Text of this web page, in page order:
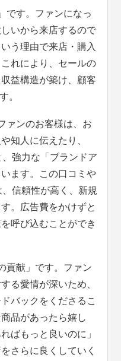
です。ファンになっ
いから来店するので
う理由で来店・購入
れにより、セールの
益構造が築け、顧客
。
ァンのお客様は、お
知人に伝えたり、
強力な「ブランドア
ます。この口コミや
信頼性が高く、新規
。広告費をかけずと
呼び込むことができ
貢献」です。ファン
る愛情が深いため、
バックをくださるこ
品があったら嬉し
ばもっと良いのに」
さらに良くしていく